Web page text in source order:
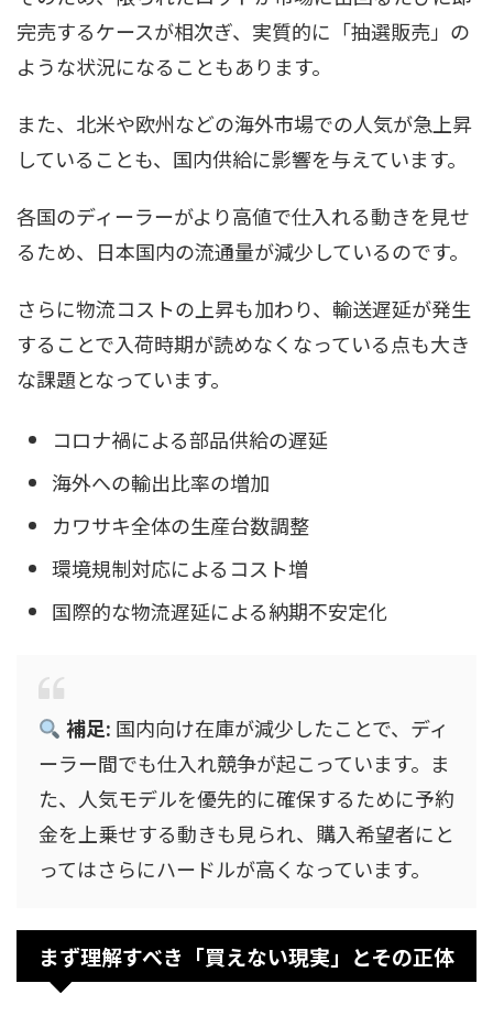
完売するケースが相次ぎ、実質的に「抽選販売」の
ような状況になることもあります。
また、北米や欧州などの海外市場での人気が急上昇
していることも、国内供給に影響を与えています。
各国のディーラーがより高値で仕入れる動きを見せ
るため、日本国内の流通量が減少しているのです。
さらに物流コストの上昇も加わり、輸送遅延が発生
することで入荷時期が読めなくなっている点も大き
な課題となっています。
コロナ禍による部品供給の遅延
海外への輸出比率の増加
カワサキ全体の生産台数調整
環境規制対応によるコスト増
国際的な物流遅延による納期不安定化
補足: 国内向け在庫が減少したことで、ディ
ーラー間でも仕入れ競争が起こっています。ま
た、人気モデルを優先的に確保するために予約
金を上乗せする動きも見られ、購入希望者にと
ってはさらにハードルが高くなっています。
まず理解すべき「買えない現実」とその正体